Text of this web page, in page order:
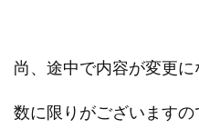
尚、途中で内容が変更に
数に限りがございます